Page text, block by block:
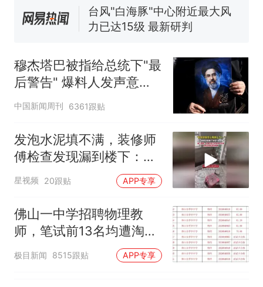
协会回应
台风"白海豚"中心附近最大风
力已达15级 最新研判
试前13名均遭淘汰？教育局：
已叫停招聘，成立调查组全面
核查
笔试第一被第二名传话劝弃考
官方通报
享界G9车型预售价公布：
热 那个在床头放菜刀的女孩，
因老师一句“跟我回家”改写了
人生
穆杰塔巴被指给总统下"最
后警告" 爆料人发声意味
深长
中国新闻周刊 6361跟贴
发泡水泥填不满，装修师
傅检查发现漏到楼下：出
风口未延伸到外墙
星视频 20跟贴 APP专享
佛山一中学招聘物理教
师，笔试前13名均遭淘
汰？教育局：已叫停招
聘，成立调查组全面核查
极目新闻 8515跟贴 APP专享